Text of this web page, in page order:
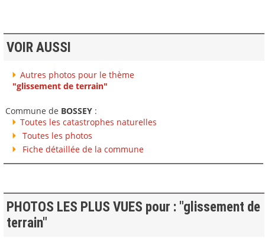
VOIR AUSSI
Autres photos pour le thème
"glissement de terrain"
Commune de BOSSEY:
Toutes les catastrophes naturelles
Toutes les photos
Fiche détaillée de la commune
PHOTOS LES PLUS VUES pour : "glissement de
terrain"